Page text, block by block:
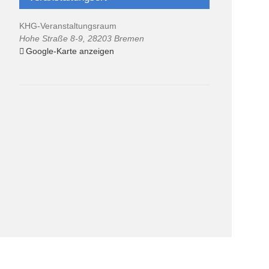
KHG-Veranstaltungsraum
Hohe Straße 8-9 28203 Bremen
Google-Karte anzeigen